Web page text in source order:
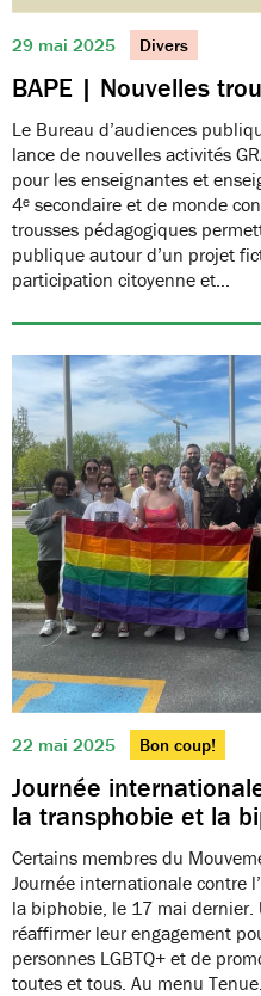
29 mai 2025 Divers
BAPE | Nouvelles
Le Bureau d’audiences
lance de nouvelles activités
pour les enseignantes et
4ᵉ secondaire et de monde
trousses pédagogiques
publique autour d’un projet
participation citoyenne et…
22 mai 2025 Bon coup!
Journée
la transphobie et la
Certains membres du
Journée internationale contre
la biphobie, le 17 mai dernier.
réaffirmer leur engagement
personnes LGBTQ+ et de
toutes et tous. Au menu Tenue…